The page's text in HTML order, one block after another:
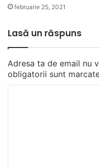
februarie 25, 2021
Lasă un răspuns
Adresa ta de email nu
obligatorii sunt